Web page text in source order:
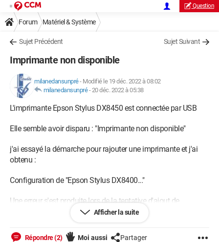
Question
Forum Matériel & Système
Sujet Précédent Sujet Suivant
Imprimante non disponible
milanedansunpré- Modifié le 19 déc. 2022 à 08:02
milanedansunpré-20 déc. 2022 à 05:38
L'imprimante Epson Stylus DX8450 est connectée par USB
Elle semble avoir disparu : "Imprimante non disponible"
j'ai essayé la démarche pour rajouter une imprimante et j'ai
obtenu :
Configuration de "Epson Stylus DX8400..."
Une erreur s'est produite lors de la tentative d'ajout de
Successful-ok-ignored-or-substituted-attributes
Afficher la suite
Répondre (2) Moi aussi Partager